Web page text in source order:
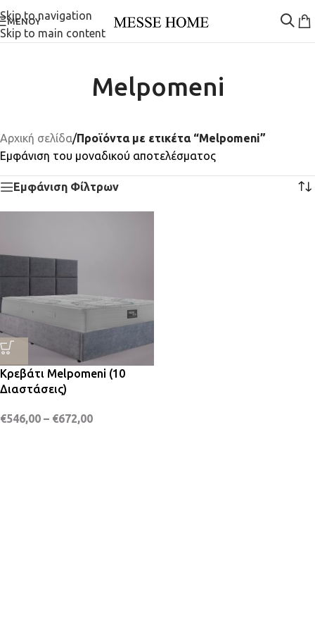
Skip to navigation
Skip to main content
ΜΕΝΟΎ
Melpomeni
Αρχική σελίδα/Προϊόντα με ετικέτα “Melpomeni”
Εμφάνιση του μοναδικού αποτελέσματος
Εμφάνιση Φίλτρων
Κρεβάτι Melpomeni (10
Διαστάσεις)
€546,00 – €672,00